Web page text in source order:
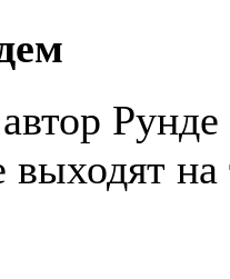
Рунде
выходят